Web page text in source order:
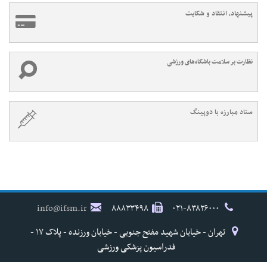
پیشنهاد، انتقاد و شکایت
نظارت بر سلامت باشگاه‌های ورزشی
ستاد مبارزه با دوپینگ
۸۸۸۳۳۴۹۸
info@ifsm.ir
تهران - خیابان شهید مفتح جنوبی - خیابان ورزنده - پلاک ۱۷ -
فدراسیون پزشکی ورزشی